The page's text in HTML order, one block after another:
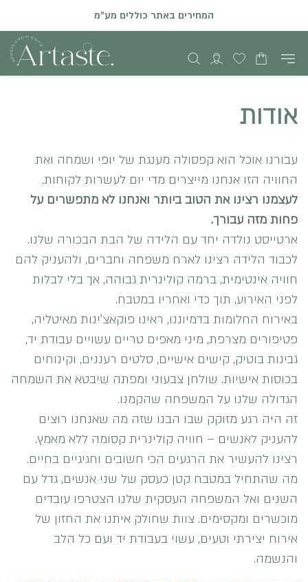
הזמנות און ליין באתר יתקבלו עד שני ימי עסקים קודם לאירוע
המחירים באתר כוללים מע"מ
אודות
עבורנו אוכל הוא קפסולה מענגת של יופי ושמחה ואת
החוויה הזו אנחנו מייצרים מדי יום לעשרות לקוחות.
לעצמנו רצינו את הטוב ביותר ואנחנו לא מתפשרים על
פחות מזה עבורך.
ארטייסט נולדה יחד עם הלידה של הבת הבכורה שלנו.
לכבוד הלידה רצינו לארח משפחה וחברים, ולהעניק להם
חוויה אינטימית, ברמה קולינרית גבוהה, אך בלי לבלות
לפני האירוע, תוך כדי ואחריו במטבח.
באירוח החלומות בדמיוננו, ראינו פוקאצ’ינות מאיטליה,
פטיפורים מצרפת, מיני מאפים טריים עשויים עבודת יד,
גבינות בוטיק, קישים אישיים, סלטים רעננים, וקינוחים
בכוסות אישיות. שולחן צבעוני ומפתה שיבטא את השמחה
הגדולה שלנו על המשפחה שהקמנו.
זה היה רגע מזוקק שבו הבנו שזה מה שאנחנו רוצים
להעניק לאנשים – חוויה קולינרית קסומה ללא מאמץ.
רצינו להעשיר את הרגעים הכי חשובים וחגיגיים בחיים.
מה שהתחיל במטבח קטן כעסק של שני אנשים, גדל עם
השנים ואל המשפחה העסקית שלנו הצטרפו עובדים
מוכשרים ומקסימים. צוות שחולק איתנו את החזון של
אירוח יצירתי וטעים, עשוי בעבודת יד ועם כל הלב
והנשמה.